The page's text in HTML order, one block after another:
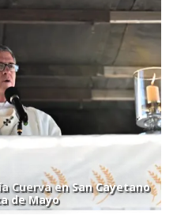
Cuerva en San Cayetano
de Mayo